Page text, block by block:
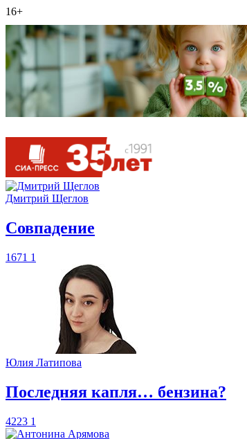
16+
Дмитрий Щеглов
​Совпадение
1671 1
Юлия Латипова
​Последняя капля… бензина?
4223 1